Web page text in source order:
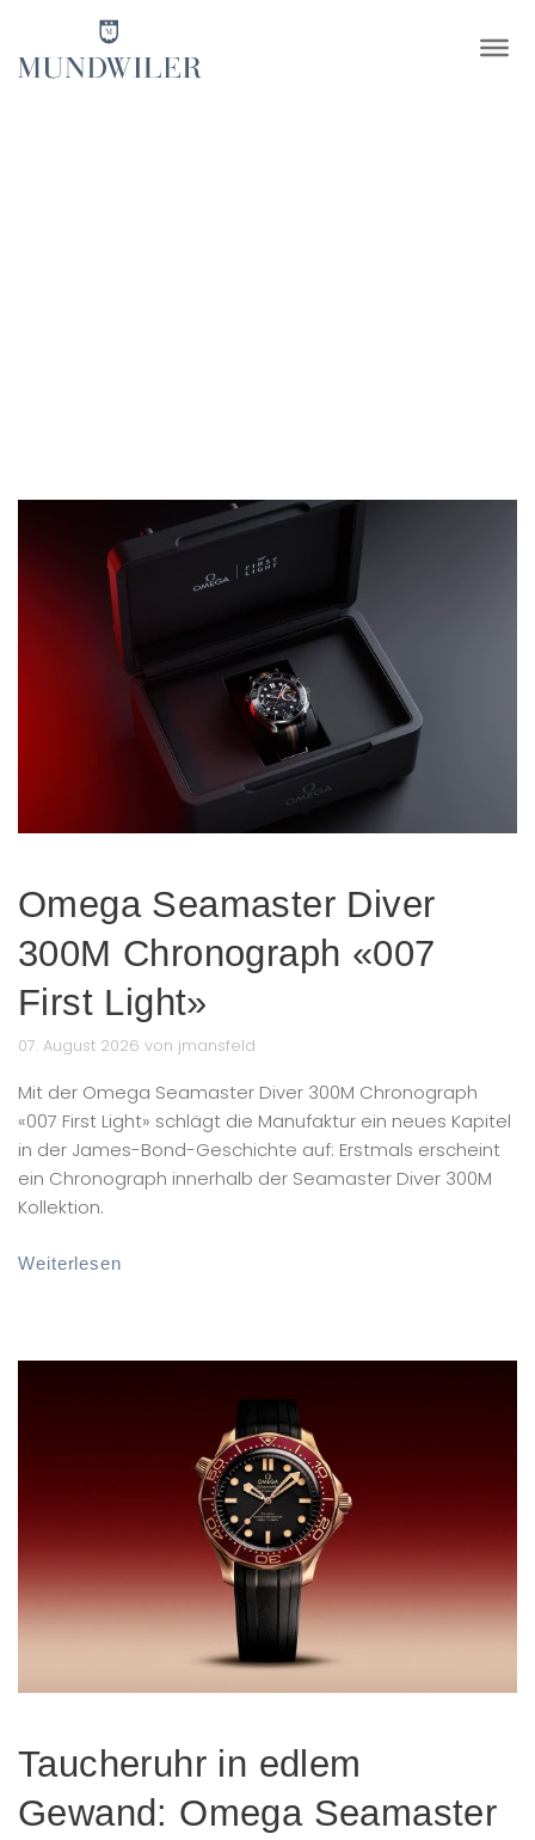
×
Omega Seamaster Diver
300M Chronograph «007
First Light»
07. August 2026 von jmansfeld
Mit der Omega Seamaster Diver 300M Chronograph
«007 First Light» schlägt die Manufaktur ein neues Kapitel
in der James-Bond-Geschichte auf: Erstmals erscheint
ein Chronograph innerhalb der Seamaster Diver 300M
Kollektion.
Weiterlesen
Taucheruhr in edlem
Gewand: Omega Seamaster